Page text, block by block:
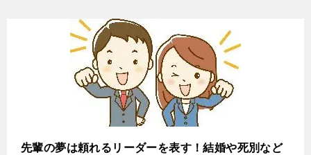
先輩の夢は頼れるリーダーを表す！結婚や死別など